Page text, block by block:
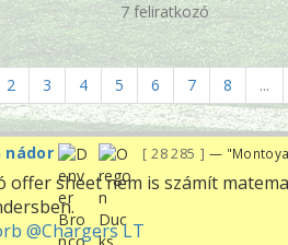
7 feliratkozó
2 3 4 5 6 7 8 ...
nádor 28 285 —
offer sheet nem is számít
@Chargers LT